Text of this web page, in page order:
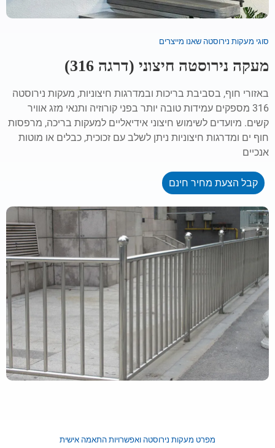
סוגי מעקות נירוסטה שאנו מייצרים
מעקה נירוסטה חיצוני (דרגה 316)
באזורי חוף, בסביבת בריכות ובמדרגות חיצוניות, מעקות נירוסטה
316 מספקים עמידות טובה יותר בפני קורוזיה ותנאי מזג אוויר
קשים. מיועדים לשימוש חיצוני אידיאליים למעקות בריכה, מרפסות
חוף ים ומדרגות חיצוניות ניתן לשלב עם זכוכית, כבלים או מוטות
אנכיים
קבל הצעת מחיר חינם
מפרט מעקות נירוסטה ואפשרויות התאמה אישית